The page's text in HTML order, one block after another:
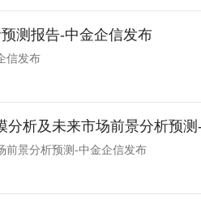
测报告-中金企信发布
信发布
析及未来市场前景分析预
前景分析预测-中金企信发布